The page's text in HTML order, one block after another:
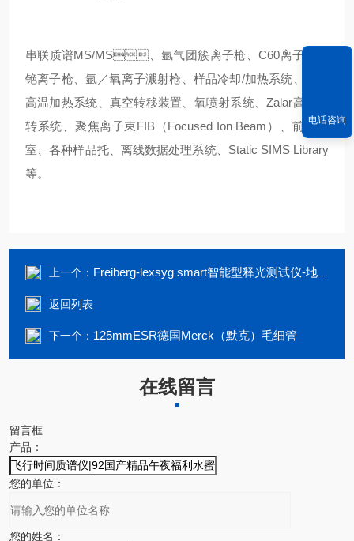
串联质谱MS/MS、氩气团簇离子枪、C60离子枪、
铯离子枪、氩／氧离子溅射枪、样品冷却/加热系统、样品
高温加热系统、真空转移装置、氧喷射系统、Zalar高速旋
转系统、聚焦离子束FIB（Focused Ion Beam）、前处理
室、各种样品托、离线数据处理系统、Static SIMS Library
等。
上一个： Freiberg-lexsyg smart智能型释光测试仪-地质年代测定
返回列表
下一个： 125mmESR德国Merck（默克）毛细管
在线留言
留言框
产品：
您的单位：
您的姓名：
电话咨询